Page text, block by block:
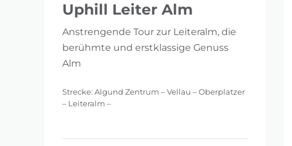
Uphill Leiter Alm
Anstrengende Tour zur Leiteralm, die
berühmte und erstklassige Genuss
Alm
Strecke: Algund Zentrum – Vellau – Oberplatzer
– Leiteralm –